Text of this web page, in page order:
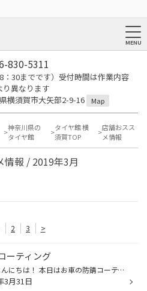
830-5311
：30までです）受付時間は作業内容
り異なります
横須賀市大矢部2-9-16
Map
神奈川県の
タイヤ館
タイヤ館 横
須賀TOP
店舗おスス
メ情報
情報 / 2019年3月
2 3 >
ーティング
皆様こんにちは！ 本日はお車の防錆コーティングを実施致しました！ お車のブレーキ廻り＆下回りは錆びやすい為しっかりコーティング！ 今回はタイヤを外したついでにハブ防錆です！ 錆が凄いですね！ここの部分は錆びやすく何気に目立つ所ですよね！ ここをしっかり磨いたのが下記の画像です！ ピ...
3月31日